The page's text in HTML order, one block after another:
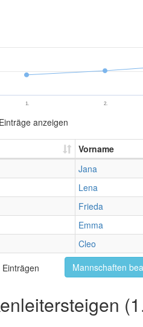
1. 2.
Einträge anzeigen
Vorname
Jana
Lena
Frieda
Emma
Cleo
Mannschaften